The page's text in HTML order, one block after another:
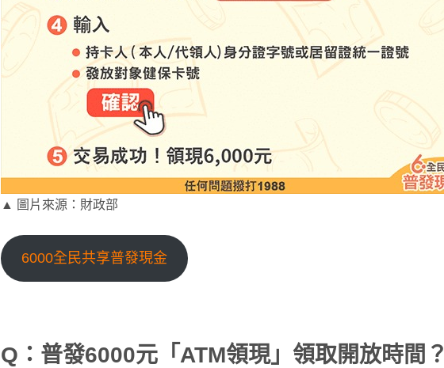
▲ 圖片來源：財政部
6000全民共享普發現金
Q：普發6000元「ATM領現」領取開放時間？